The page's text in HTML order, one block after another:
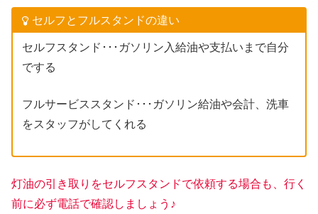
セルフとフルスタンドの違い
セルフスタンド･･･ガソリン入給油や支払いまで自分
でする
フルサービススタンド･･･ガソリン給油や会計、洗車
をスタッフがしてくれる
灯油の引き取りをセルフスタンドで依頼する場合も、行く
前に必ず電話で確認しましょう♪